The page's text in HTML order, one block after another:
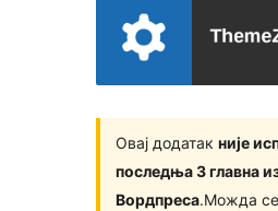
Овај додатак није
последња 3 главна
Вордпреса.Можда